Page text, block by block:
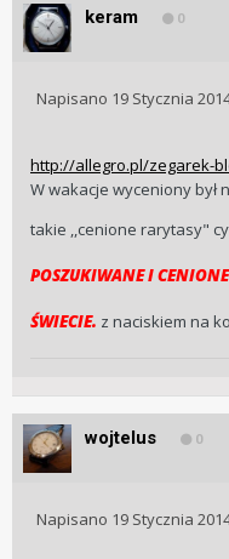
keram 0
Napisano 19 Stycznia
http://allegro.pl/zegarek-
W wakacje wyceniony był
takie ,,cenione rarytasy"
POSZUKIWANE I
ŚWIECIE. z naciskiem na
wojtelus 0
Napisano 19 Stycznia